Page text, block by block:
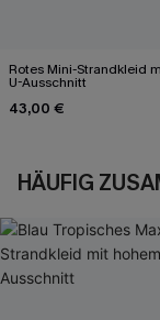
Rotes Mini-Strandkleid
U-Ausschnitt
43,00 €
HÄUFIG